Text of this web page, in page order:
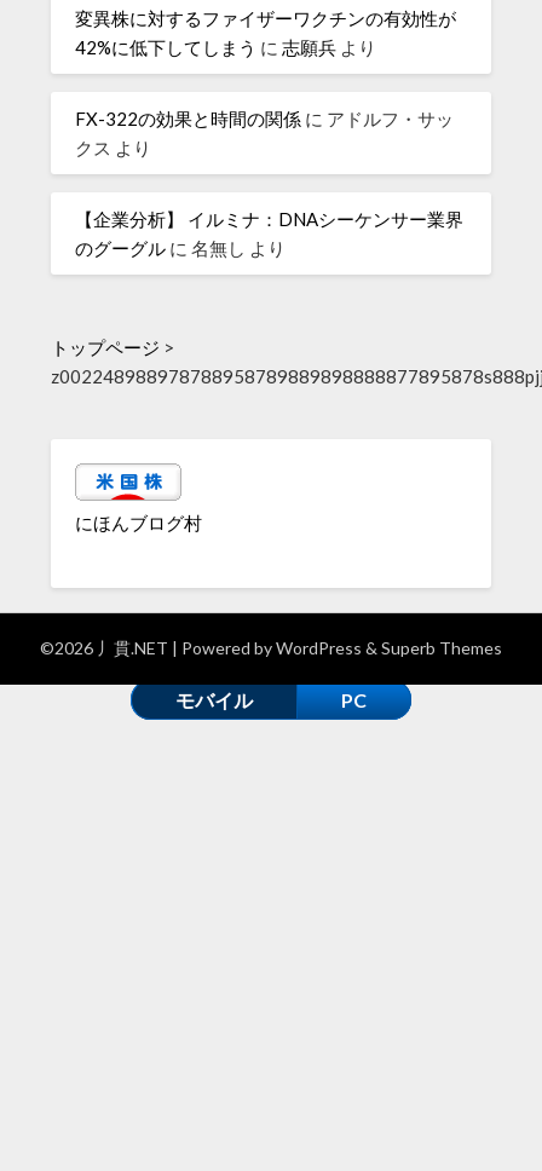
変異株に対するファイザーワクチンの有効性が
42%に低下してしまう に志願兵 より
FX-322の効果と時間の関係 に アドルフ・サッ
クス より
【企業分析】 イルミナ：DNAシーケンサー業界
のグーグル に名無し より
トップページ >
にほんブログ村
©2026 丿貫.NET | Powered byWordPress & Superb Themes
モバイル PC